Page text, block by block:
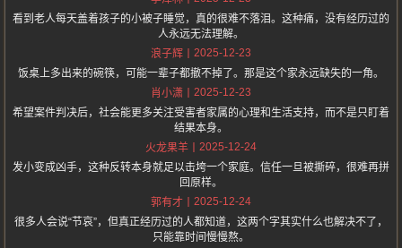
看到老人每天盖着孩子的小被子睡觉，真的很难不落泪。这种痛，没有经历过的
人永远无法理解。
浪子辉
2025-12-23
饭桌上多出来的碗筷，可能一辈子都撤不掉了。那是这个家永远缺失的一角。
肖小潇
2025-12-23
希望案件判决后，社会能更多关注受害者家属的心理和生活支持，而不是只盯着
结果本身。
火龙果羊
2025-12-24
发小变成凶手，这种反转本身就足以击垮一个家庭。信任一旦被撕碎，很难再拼
回原样。
郭有才
2025-12-24
很多人会说“节哀”，但真正经历过的人都知道，这两个字其实什么也解决不了，
只能靠时间慢慢熬。